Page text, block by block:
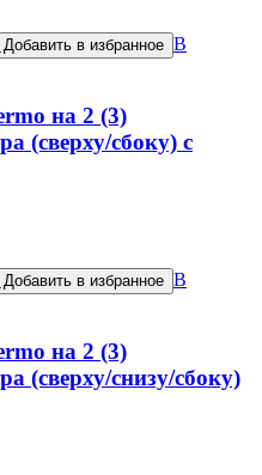
Добавить в избранное В
на 2 (3)
(сверху/сбоку) с
Добавить в избранное В
на 2 (3)
(сверху/снизу/сбоку)